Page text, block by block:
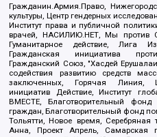
Гражданин.Армия.Право,
культуры, Центр гендерных
Институт права и публичной
врачей, НАСИЛИЮ.НЕТ, Мы против
Гуманитарное действие, Лига
Гражданская инициатива
Гражданский Союз, "Хасдей
содействия развитию средств
заключенных, Горячая Линия,
инициатив Действие, Институт
ВМЕСТЕ, Благотворительный
граждан, Благотворительный фонд
Тольятти, Новое время, Серебряная
Анна, Проект Апрель, Самарская